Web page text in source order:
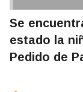
Se
estado la
Pedido de